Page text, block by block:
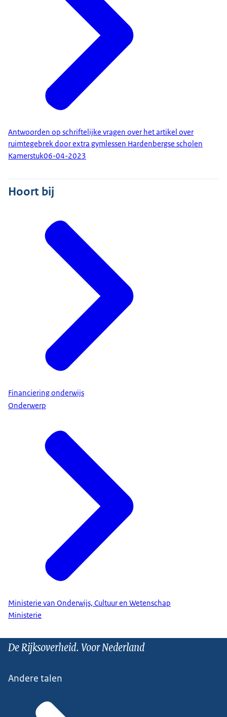
Antwoorden op schriftelijke vragen over het artikel over
ruimtegebrek door extra gymlessen Hardenbergse scholen
Kamerstuk06-04-2023
Hoort bij
Financiering onderwijs
Onderwerp
Ministerie van Onderwijs, Cultuur en Wetenschap
Ministerie
De Rijksoverheid. Voor Nederland
Andere talen